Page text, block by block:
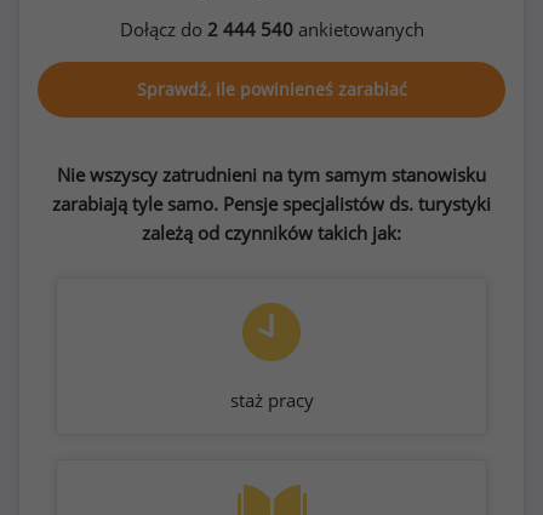
Dołącz do 2 444 540ankietowanych
Sprawdź, ile powinieneś zarabiać
Nie wszyscy zatrudnieni na tym samym stanowisku
zarabiają tyle samo. Pensje specjalistów ds. turystyki
zależą od czynników takich jak:
staż pracy